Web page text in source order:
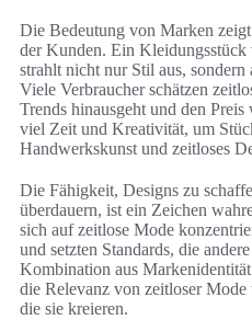
Die Bedeutung von Marken
der Kunden. Ein Kleidungsstück
strahlt nicht nur Stil aus,
Viele Verbraucher schätzen
Trends hinausgeht und den
viel Zeit und Kreativität, um
Handwerkskunst und zeitloses
Die Fähigkeit, Designs zu
überdauern, ist ein Zeichen
sich auf zeitlose Mode
und setzten Standards, die
Kombination aus
die Relevanz von zeitloser
die sie kreieren.